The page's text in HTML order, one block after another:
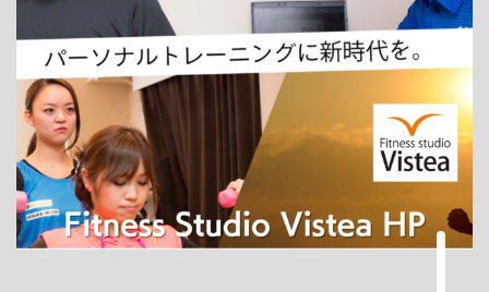
ホーム
パーソナルトレーニング
ダイエット